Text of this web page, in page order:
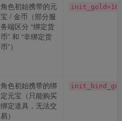
角色初始携带的元
宝 / 金币（部分服
务端区分 “绑定货
币” 和 “非绑定货
币”）
角色初始携带的绑
定元宝（只能购买
绑定道具，无法交
易）